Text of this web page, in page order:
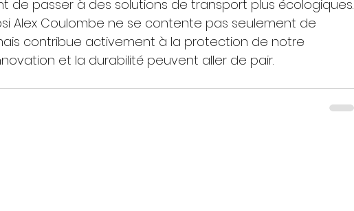
de passer à des solutions de transport plus écologiques.
Alex Coulombe ne se contente pas seulement de
contribue activement à la protection de notre
et la durabilité peuvent aller de pair.